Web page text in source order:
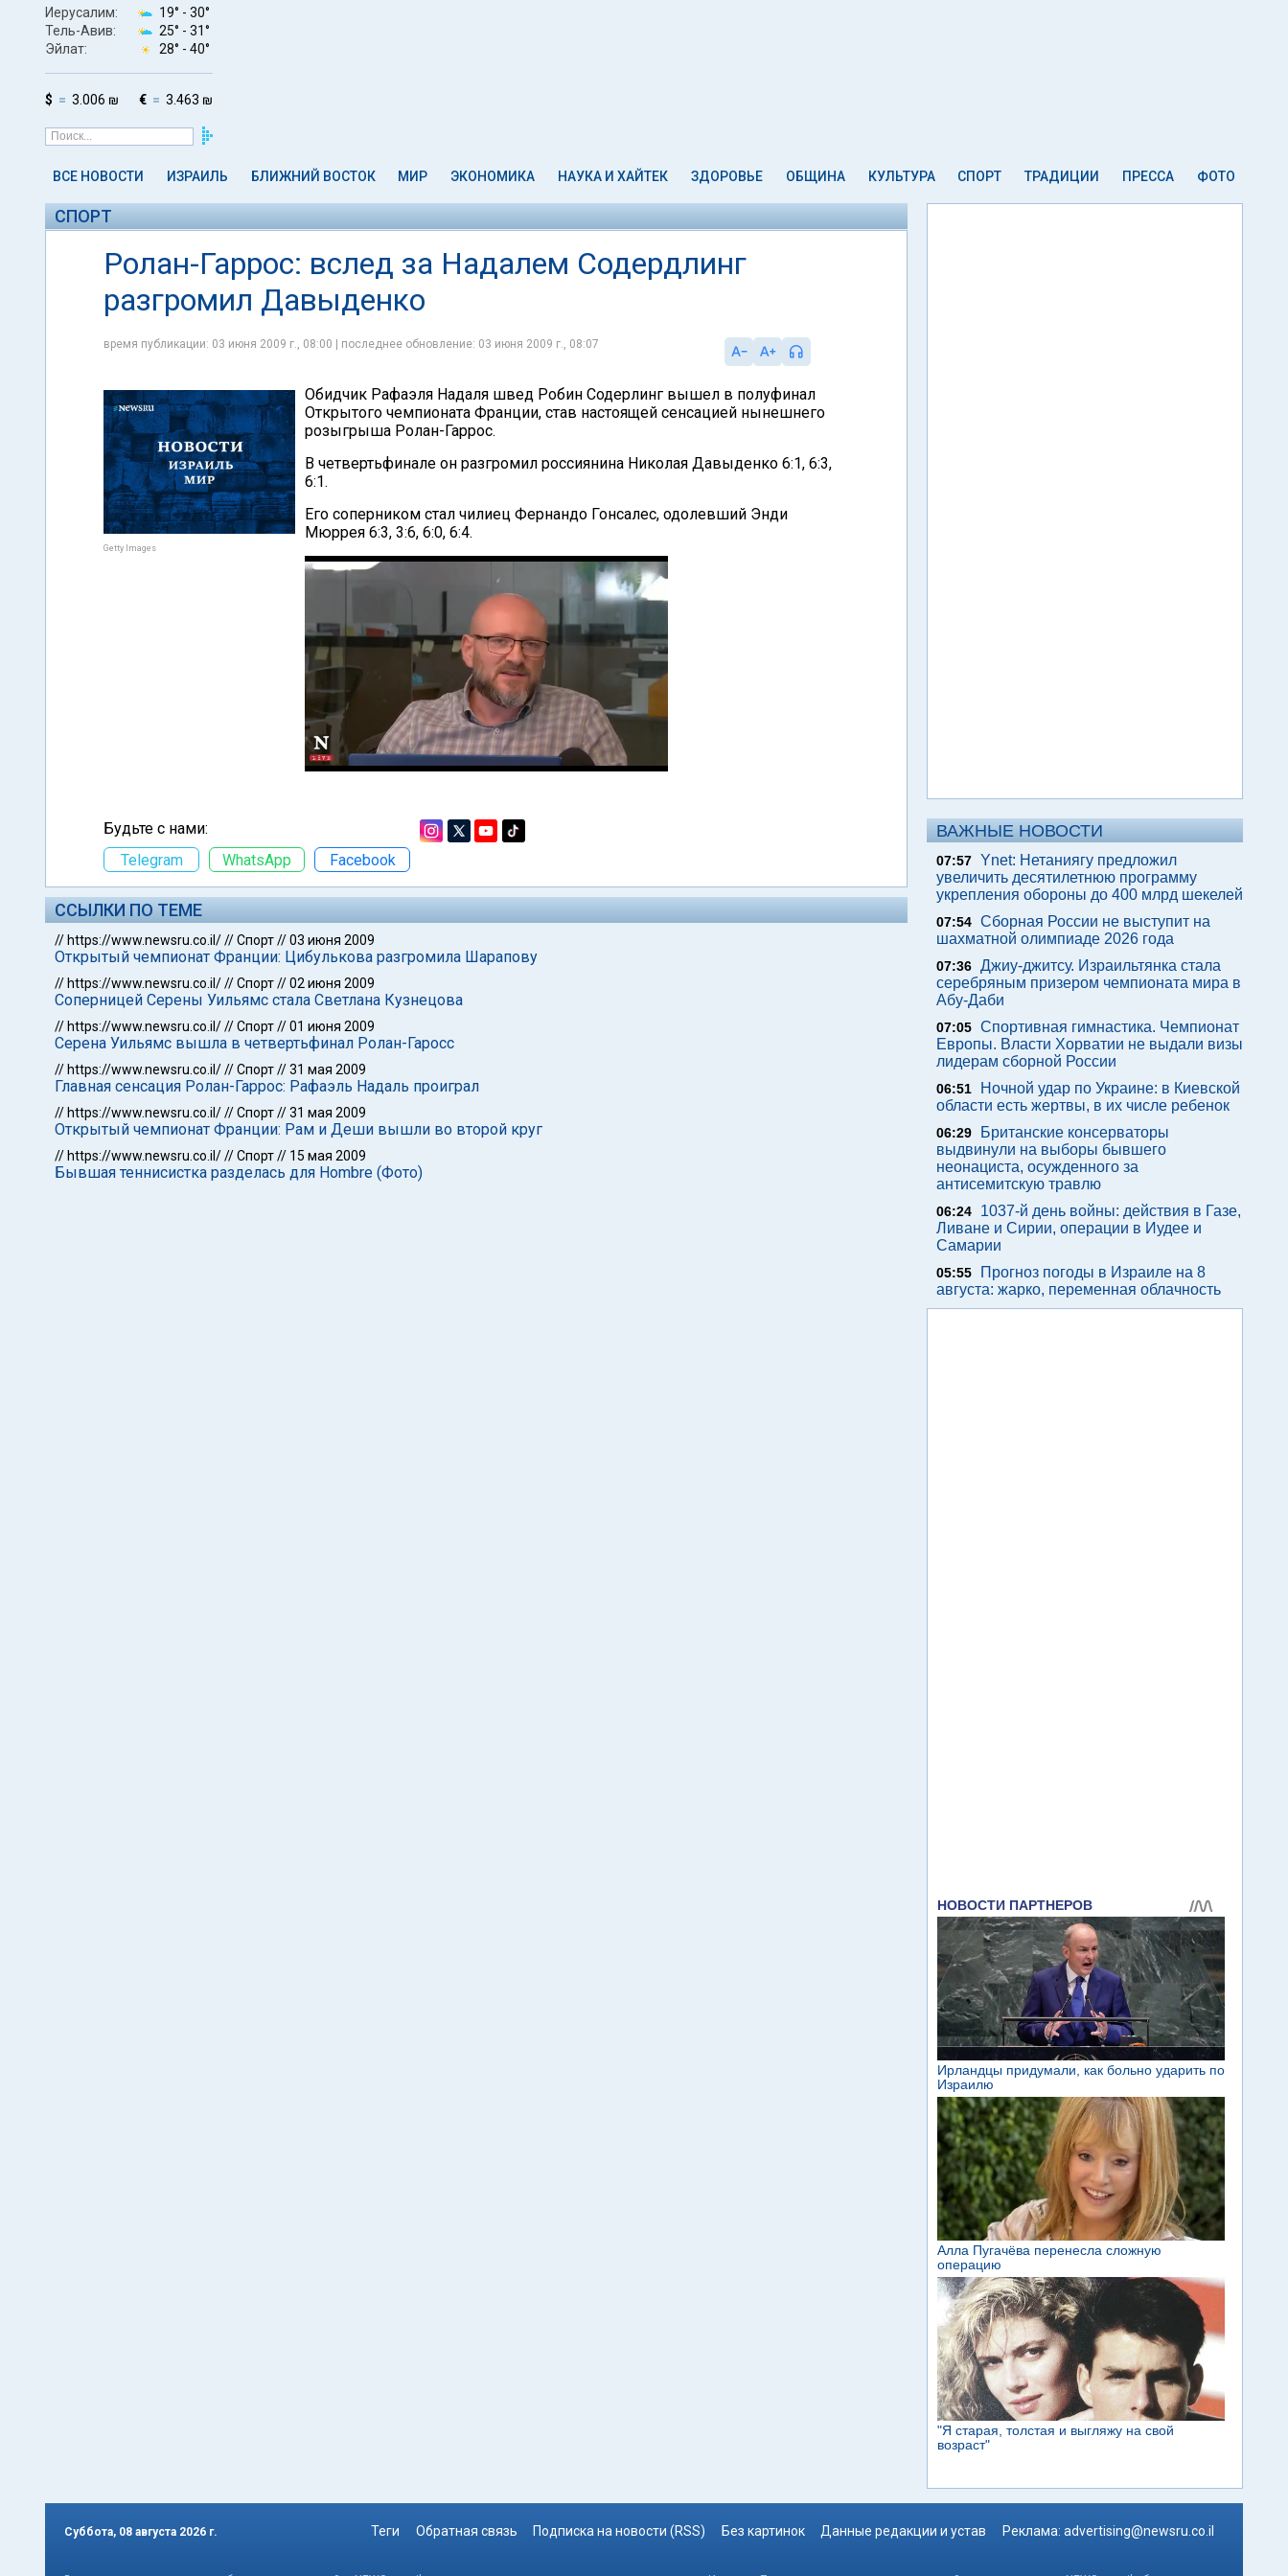
Иерусалим: 19° - 30°
Тель-Авив:
25° - 31°
Эйлат:
28° - 40°
$ 3.006 ₪ € 3.463 ₪
ВСЕ НОВОСТИ ИЗРАИЛЬ БЛИЖНИЙ ВОСТОК МИР ЭКОНОМИКА НАУКА И ХАЙТЕК ЗДОРОВЬЕ ОБЩИНА КУЛЬТУРА СПОРТ ТРАДИЦИИ ПРЕССА ФОТО
СПОРТ
Ролан-Гаррос: вслед за Надалем Содердлинг
разгромил Давыденко
время публикации: 03 июня 2009 г., 08:00 | последнее обновление: 03 июня 2009 г., 08:07
Getty Images
Обидчик Рафаэля Надаля швед Робин Содерлинг вышел в полуфинал
Открытого чемпионата Франции, став настоящей сенсацией нынешнего
розыгрыша Ролан-Гаррос.
В четвертьфинале он разгромил россиянина Николая Давыденко 6:1, 6:3,
6:1.
Его соперником стал чилиец Фернандо Гонсалес, одолевший Энди
Мюррея 6:3, 3:6, 6:0, 6:4.
Будьте с нами:
Telegram
WhatsApp Facebook
ССЫЛКИ ПО ТЕМЕ
// https://www.newsru.co.il///Спорт//03 июня 2009
Открытый чемпионат Франции: Цибулькова разгромила Шарапову
// https://www.newsru.co.il///Спорт//02 июня 2009
Соперницей Серены Уильямс стала Светлана Кузнецова
// https://www.newsru.co.il///Спорт//01 июня 2009
Серена Уильямс вышла в четвертьфинал Ролан-Гаросс
// https://www.newsru.co.il///Спорт//31 мая 2009
Главная сенсация Ролан-Гаррос: Рафаэль Надаль проиграл
// https://www.newsru.co.il///Спорт//31 мая 2009
Открытый чемпионат Франции: Рам и Деши вышли во второй круг
// https://www.newsru.co.il///Спорт// 15 мая 2009
Бывшая теннисистка разделась для Hombre (Фото)
ВАЖНЫЕ НОВОСТИ
07:57 Ynet: Нетаниягу предложил
увеличить десятилетнюю программу
укрепления обороны до 400 млрд шекелей
07:54 Сборная России не выступит на
шахматной олимпиаде 2026 года
07:36 Джиу-джитсу. Израильтянка стала
серебряным призером чемпионата мира в
Абу-Даби
07:05 Спортивная гимнастика. Чемпионат
Европы. Власти Хорватии не выдали визы
лидерам сборной России
06:51
Ночной удар по Украине: в Киевской
области есть жертвы, в их числе ребенок
06:29
Британские консерваторы
выдвинули на выборы бывшего
неонациста, осужденного за
антисемитскую травлю
06:24
1037-й день войны: действия в Газе,
Ливане и Сирии, операции в Иудее и
Самарии
05:55
Прогноз погоды в Израиле на 8
августа: жарко, переменная облачность
Суббота, 08 августа 2026 г. Теги Обратная связь Подписка на новости (RSS) Без картинок Данные редакции и устав Реклама: advertising@newsru.co.il